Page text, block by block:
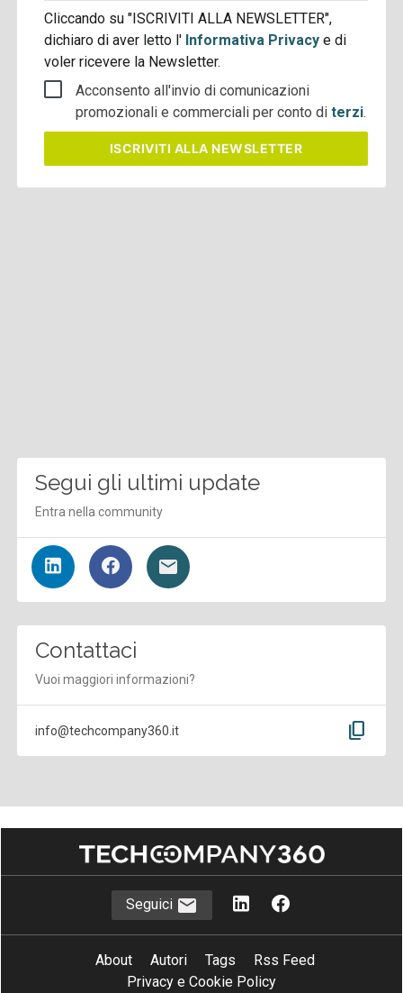
Cliccando su "ISCRIVITI ALLA NEWSLETTER",
dichiaro di aver letto l' Informativa Privacye di
voler ricevere la Newsletter.
Acconsento all'invio di comunicazioni
promozionali e commerciali per conto diterzi.
ISCRIVITI ALLA NEWSLETTER
Segui gli ultimi update
Entra nella community
Contattaci
Vuoi maggiori informazioni?
info@techcompany360.it content_copy
Seguici
About Autori Tags
Rss Feed
Privacy e Cookie Policy